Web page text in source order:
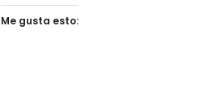
Me gusta esto: